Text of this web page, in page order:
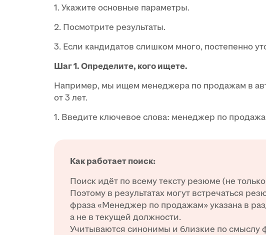
1. Укажите основные параметры.
2. Посмотрите результаты.
3. Если кандидатов слишком много, постепенно
Шаг 1. Определите, кого ищете.
Например, мы ищем менеджера по продажам в
от 3 лет.
1. Введите ключевое слова: менеджер по
Как работает поиск:
Поиск идёт по всему тексту резюме (не
Поэтому в результатах могут встречаться
фраза «Менеджер по продажам» указана в
а не в текущей должности.
Учитываются синонимы и близкие по смыслу